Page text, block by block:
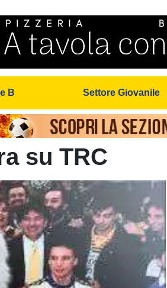
B Settore Giovanile
su TRC